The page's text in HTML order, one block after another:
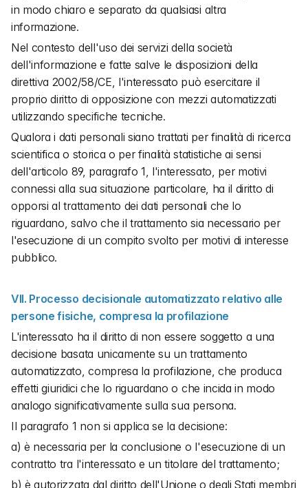
in modo chiaro e separato da qualsiasi altra
informazione.
Nel contesto dell'uso dei servizi della società
dell'informazione e fatte salve le disposizioni della
direttiva 2002/58/CE, l'interessato può esercitare il
proprio diritto di opposizione con mezzi automatizzati
utilizzando specifiche tecniche.
Qualora i dati personali siano trattati per finalità di ricerca
scientifica o storica o per finalità statistiche ai sensi
dell'articolo 89, paragrafo 1, l'interessato, per motivi
connessi alla sua situazione particolare, ha il diritto di
opporsi al trattamento dei dati personali che lo
riguardano, salvo che il trattamento sia necessario per
l'esecuzione di un compito svolto per motivi di interesse
pubblico.
VII. Processo decisionale automatizzato relativo alle
persone fisiche, compresa la profilazione
L'interessato ha il diritto di non essere soggetto a una
decisione basata unicamente su un trattamento
automatizzato, compresa la profilazione, che produca
effetti giuridici che lo riguardano o che incida in modo
analogo significativamente sulla sua persona.
Il paragrafo 1 non si applica se la decisione:
a) è necessaria per la conclusione o l'esecuzione di un
contratto tra l'interessato e un titolare del trattamento;
b) è autorizzata dal diritto dell'Unione o degli Stati membri